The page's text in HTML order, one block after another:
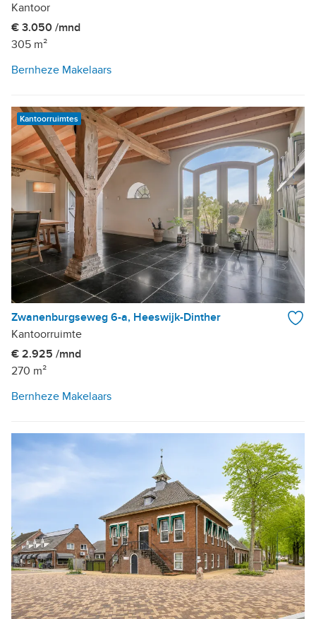
Kantoor
€ 3.050 /mnd
305 m²
Bernheze Makelaars
Kantoorruimtes
Zwanenburgseweg 6-a, Heeswijk-Dinther
Kantoorruimte
€ 2.925 /mnd
270 m²
Bernheze Makelaars